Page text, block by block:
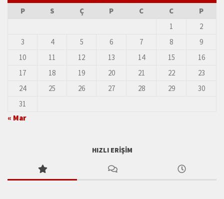
P
S Ç P C C
P
1
2
3
4 5 6 7 8
9
10
11 12 13 14 15
16
17
18 19 20 21 22
23
24
25 26 27 28 29
30
31
« Mar
HIZLI ERIŞIM